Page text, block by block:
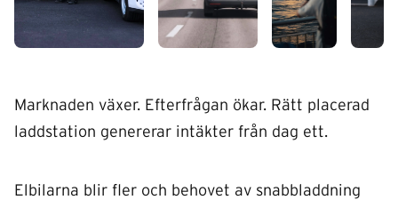
Marknaden växer. Efterfrågan ökar. Rätt placerad
laddstation genererar intäkter från dag ett.
Elbilarna blir fler och behovet av snabbladdning